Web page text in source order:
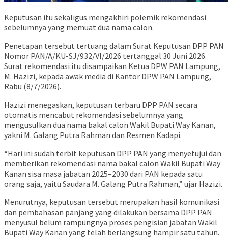
Keputusan itu sekaligus mengakhiri polemik rekomendasi
sebelumnya yang memuat dua nama calon.
Penetapan tersebut tertuang dalam Surat Keputusan DPP PAN
Nomor PAN/A/KU-SJ/932/VI/2026 tertanggal 30 Juni 2026.
Surat rekomendasi itu disampaikan Ketua DPW PAN Lampung,
M. Hazizi, kepada awak media di Kantor DPW PAN Lampung,
Rabu (8/7/2026).
Hazizi menegaskan, keputusan terbaru DPP PAN secara
otomatis mencabut rekomendasi sebelumnya yang
mengusulkan dua nama bakal calon Wakil Bupati Way Kanan,
yakni M. Galang Putra Rahman dan Resmen Kadapi.
“Hari ini sudah terbit keputusan DPP PAN yang menyetujui dan
memberikan rekomendasi nama bakal calon Wakil Bupati Way
Kanan sisa masa jabatan 2025–2030 dari PAN kepada satu
orang saja, yaitu Saudara M. Galang Putra Rahman,” ujar Hazizi.
Menurutnya, keputusan tersebut merupakan hasil komunikasi
dan pembahasan panjang yang dilakukan bersama DPP PAN
menyusul belum rampungnya proses pengisian jabatan Wakil
Bupati Way Kanan yang telah berlangsung hampir satu tahun.